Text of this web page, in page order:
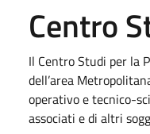
Centro
Il Centro Studi per la
dell’area
operativo e tecnico-
associati e di altri